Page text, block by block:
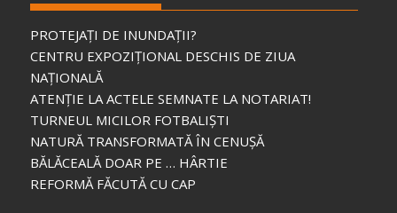
PROTEJAȚI DE INUNDAȚII?
CENTRU EXPOZIȚIONAL DESCHIS DE ZIUA
NAȚIONALĂ
ATENȚIE LA ACTELE SEMNATE LA NOTARIAT!
TURNEUL MICILOR FOTBALIȘTI
NATURĂ TRANSFORMATĂ ÎN CENUȘĂ
BĂLĂCEALĂ DOAR PE … HÂRTIE
REFORMĂ FĂCUTĂ CU CAP